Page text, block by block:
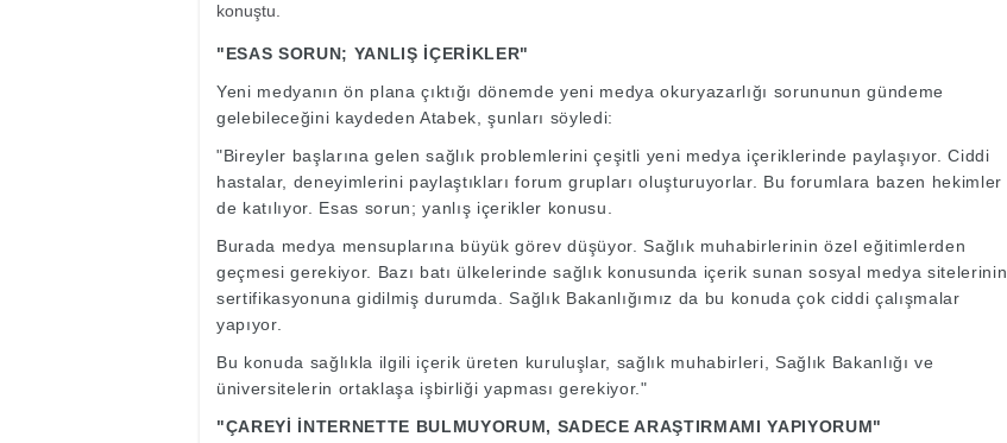
konuştu.
"ESAS SORUN; YANLIŞ İÇERİKLER"
Yeni medyanın ön plana çıktığı dönemde yeni medya okuryazarlığı sorununun gündeme
gelebileceğini kaydeden Atabek, şunları söyledi:
"Bireyler başlarına gelen sağlık problemlerini çeşitli yeni medya içeriklerinde paylaşıyor. Ciddi
hastalar, deneyimlerini paylaştıkları forum grupları oluşturuyorlar. Bu forumlara bazen hekimler
de katılıyor. Esas sorun; yanlış içerikler konusu.
Burada medya mensuplarına büyük görev düşüyor. Sağlık muhabirlerinin özel eğitimlerden
geçmesi gerekiyor. Bazı batı ülkelerinde sağlık konusunda içerik sunan sosyal medya sitelerinin
sertifikasyonuna gidilmiş durumda. Sağlık Bakanlığımız da bu konuda çok ciddi çalışmalar
yapıyor.
Bu konuda sağlıkla ilgili içerik üreten kuruluşlar, sağlık muhabirleri, Sağlık Bakanlığı ve
üniversitelerin ortaklaşa işbirliği yapması gerekiyor."
"ÇAREYİ İNTERNETTE BULMUYORUM, SADECE ARAŞTIRMAMI YAPIYORUM"